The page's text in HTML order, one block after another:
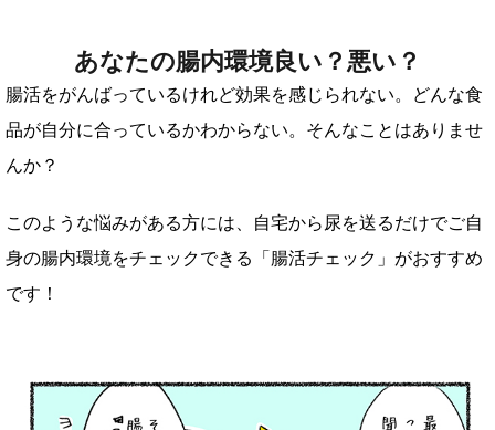
あなたの腸内環境良い？悪い？
腸活をがんばっているけれど効果を感じられない。どんな食
品が自分に合っているかわからない。そんなことはありませ
んか？
このような悩みがある方には、自宅から尿を送るだけでご自
身の腸内環境をチェックできる「腸活チェック」がおすすめ
です！